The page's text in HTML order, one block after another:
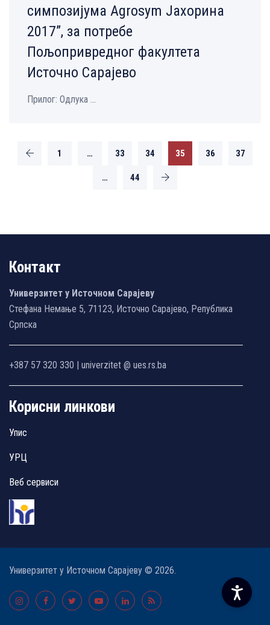
симпозијума Agrosym Јахорина
2017”, за потребе
Пољопривредног факултета
Источно Сарајево
Прилог: Одлука ...
1 … 33 34 35 36 37
… 44
Контакт
Универзитет у Источном Сарајеву
Стефана Немање 5, 71123, Источно Сарајево, Република
Српска
+387 57 320 330 | univerzitet @ ues.rs.ba
Корисни линкови
Упис
УРЦ
Веб сервиси
Универзитет у Источном Сарајеву © 2026.